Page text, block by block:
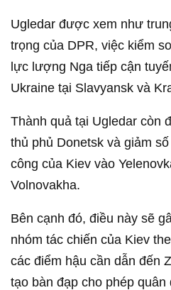
Ugledar được xem như
trọng của DPR, việc kiểm
lực lượng Nga tiếp cận
Ukraine tại Slavyansk và
Thành quả tại Ugledar còn
thủ phủ Donetsk và giảm
công của Kiev vào
Volnovakha.
Bên cạnh đó, điều này sẽ
nhóm tác chiến của Kiev
các điểm hậu cần dẫn đến
tạo bàn đạp cho phép quân